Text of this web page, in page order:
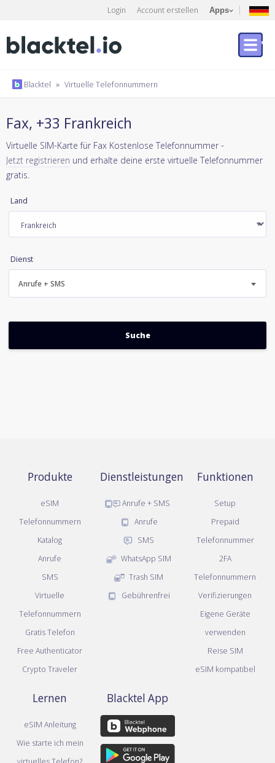
Login Account erstellen Apps
Blacktel » Virtuelle Telefonnummern
Fax, +33 Frankreich
Virtuelle SIM-Karte für Fax Kostenlose Telefonnummer -
Jetzt registrieren und erhalte deine erste virtuelle Telefonnummer
gratis.
Land
Dienst
Anrufe + SMS
Produkte
eSIM
Telefonnummern
Katalog
Anrufe
SMS
Virtuelle
Telefonnummern
Gratis Telefon
Free Authenticator
Crypto Traveler
Dienstleistungen
Anrufe + SMS
Anrufe
SMS
WhatsApp SIM
Trash SIM
Gebührenfrei
Funktionen
Setup
Prepaid
Telefonnummer
2FA
Telefonnummern
Verifizierungen
Eigene Geräte
verwenden
Reise SIM
eSIM kompatibel
Lernen
eSIM Anleitung
Wie starte ich mein
Blacktel App